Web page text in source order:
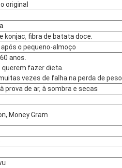
original
konjac, fibra de batata doce.
o pequeno-almoço
anos.
fazer dieta.
vezes de falha na perda de peso.
prova de ar, à sombra e secas
Money Gram